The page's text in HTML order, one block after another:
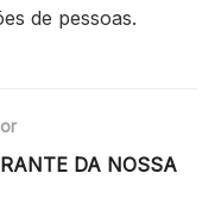
de pessoas.
DA NOSSA